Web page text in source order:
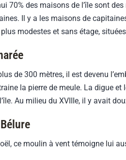
70% des maisons de l’île sont
Il y a les maisons de
modestes et sans étage,
de 300 mètres, il est devenu
la pierre de meule. La digue
Au milieu du XVIIIe, il y avait
ce moulin à vent témoigne lui